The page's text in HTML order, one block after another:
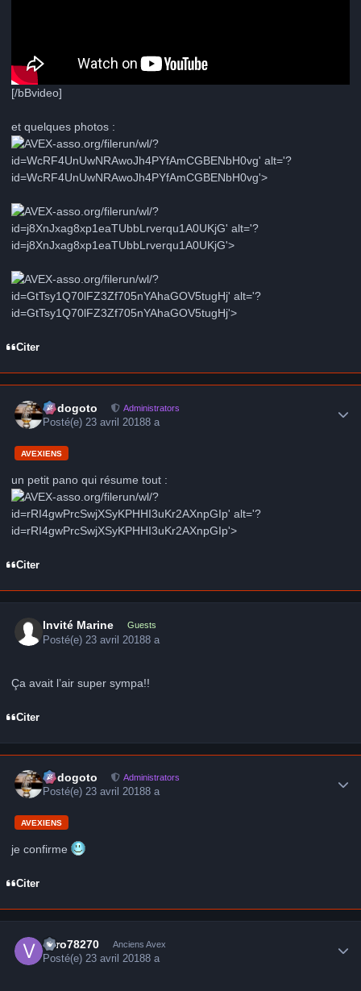
[/bBvideo]
et quelques photos :
-asso.org/filerun/wl/?
id=WcRF4UnUwNRAwoJh4PYfAmCGBENbH0vg' alt='?
id=WcRF4UnUwNRAwoJh4PYfAmCGBENbH0vg'>
-asso.org/filerun/wl/?
id=j8XnJxag8xp1eaTUbbLrverqu1A0UKjG' alt='?
id=j8XnJxag8xp1eaTUbbLrverqu1A0UKjG'>
-asso.org/filerun/wl/?
id=GtTsy1Q70lFZ3Zf705nYAhaGOV5tugHj' alt='?
id=GtTsy1Q70lFZ3Zf705nYAhaGOV5tugHj'>
Citer
frédogoto Administrators
Posté(e)23 avril 20188 a
AVEXIENS
un petit pano qui résume tout :
-asso.org/filerun/wl/?
id=rRI4gwPrcSwjXSyKPHHI3uKr2AXnpGIp' alt='?
id=rRI4gwPrcSwjXSyKPHHI3uKr2AXnpGIp'>
Citer
Invité Marine Guests
Posté(e) 23 avril 20188 a
Ça avait l’air super sympa!!
Citer
frédogoto Administrators
Posté(e)23 avril 20188 a
AVEXIENS
je confirme
Citer
vero78270 Anciens Avex
Posté(e)23 avril 20188 a